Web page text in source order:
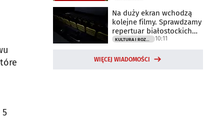
5
Na duży ekran wchodzą
kolejne filmy. Sprawdzamy
repertuar białostockich
kin
10:11
WIĘCEJ WIADOMOŚCI